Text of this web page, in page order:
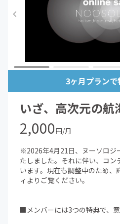
3ヶ月プランで
いざ、高次元の航
2,000円/月
※2026年4月21日、ヌーソロジ
たしました。それに伴い、コン
います。現在も調整中のため、
ィよりご覧ください。
■メンバーには3つの特典で、